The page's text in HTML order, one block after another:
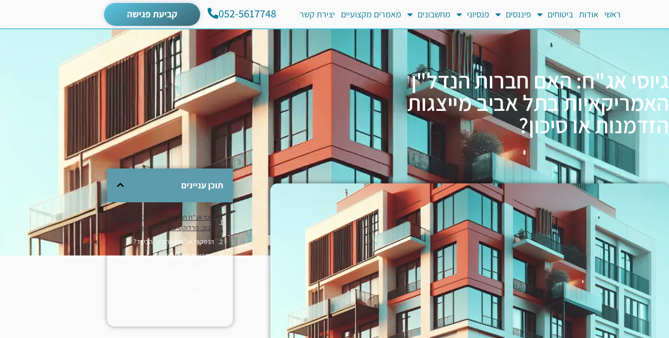
ראשי אודות ביטוחים פיננסים פנסיוני מחשבונים מאמרים מקצועיים יצירת קשר 052-5617748 קביעת פגישה
גיוסי אג"ח: האם חברות הנדל"ן
האמריקאיות בתל אביב מייצגות
הזדמנות או סיכון?
תוכן עניינים
גיוסי אג"ח חברות נדל"ן מארה"ב בתל
אביב: פרדוקס של הצלחות וכשלונות
הנפקות אג"ח מארה"ב: הכיצד?
הסיכונים והאתגרים